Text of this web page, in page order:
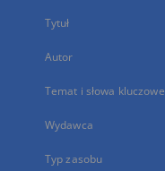
Tytuł
Autor
Temat i słowa kluczowe
Wydawca
Typ zasobu